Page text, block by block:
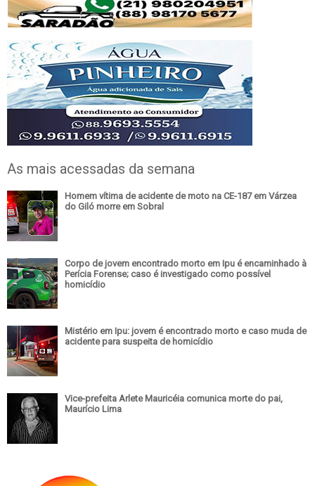
As mais acessadas da semana
Homem vítima de acidente de moto na CE-187 em Várzea
do Giló morre em Sobral
Corpo de jovem encontrado morto em Ipu é encaminhado à
Perícia Forense; caso é investigado como possível
homicídio
Mistério em Ipu: jovem é encontrado morto e caso muda de
acidente para suspeita de homicídio
Vice-prefeita Arlete Mauricéia comunica morte do pai,
Maurício Lima